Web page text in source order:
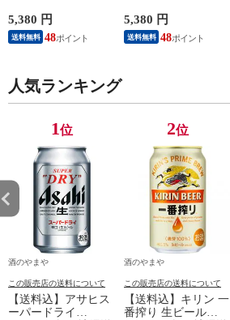
5,380 円
送料無料 48
5,380 円
送料無料 48
人気ランキング
1位
酒のやまや
この販売店の送料について
【送料込】アサヒス
ーパードライ
2位
酒のやまや
この販売店の送料について
【送料込】キリン 一
番搾り 生ビール